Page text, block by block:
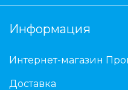
Информация
Интернет-магазин
Доставка